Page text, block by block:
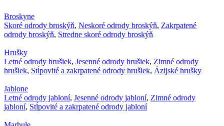
Broskyne
Skoré odrody broskýň, Neskoré odrody broskýň, Zakrpatené
odrody broskýň, Stredne skoré odrody broskýň
Hrušky
Letné odrody hrušiek, Jesenné odrody hrušiek, Zimné odrody
hrušiek, Stĺpovité a zakrpatené odrody hrušiek, Ázijské hrušky
Jablone
Letné odrody jabloní, Jesenné odrody jabloní, Zimné odrody
jabloní, Stĺpovité a zakrpatené odrody jabloní